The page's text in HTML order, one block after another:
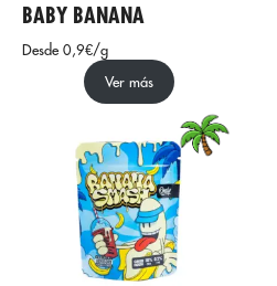
BABY BANANA
Desde 0,9€/g
Ver más